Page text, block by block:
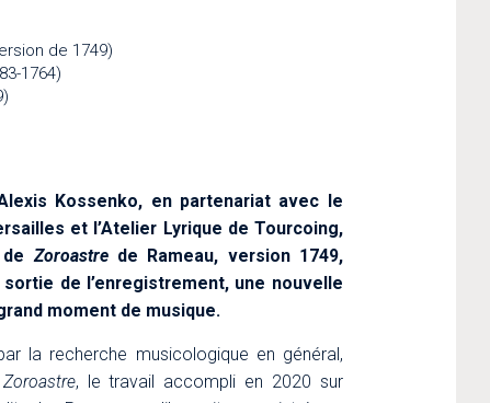
de 1749)
1764)
Kossenko, en partenariat avec le
et l’Atelier Lyrique de Tourcoing,
Zoroastre de Rameau, version 1749,
de l’enregistrement, une nouvelle
moment de musique.​
la recherche musicologique en général,
Zoroastre, le travail accompli en 2020 sur